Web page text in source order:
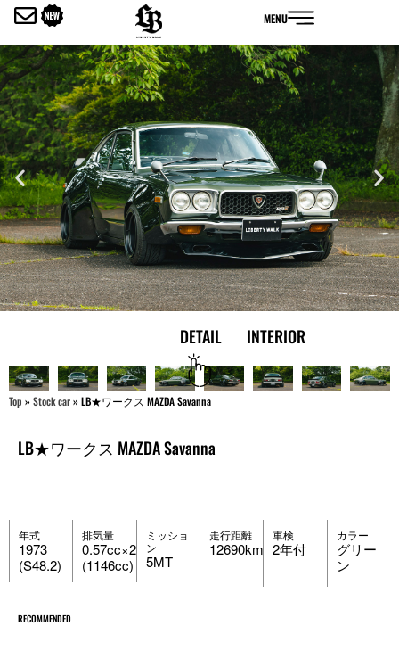
を
ス
キ
ッ
プ
MENU
DETAIL INTERIOR
Top »Stock car»LB★ワークス MAZDA Savanna
LB★ワークス MAZDA Savanna
年式
1973
(S48.2)
排気量
0.57cc×2
(1146cc)
ミッショ
ン
5MT
走行距離
12690km
車検
2年付
カラー
グリー
ン
RECOMMENDED